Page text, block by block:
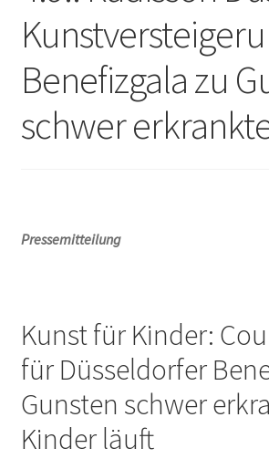
Leinwände
Zeichnen/Kolorieren
Papier
Bücher
Schule
Geschenke
Benefizgala zu
schwer
Pressemitteilung
Kunst für Kinder:
für Düsseldorfer
Gunsten schwer
Kinder läuft